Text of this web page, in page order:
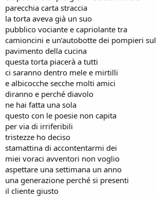
parecchia carta straccia
la torta aveva già un suo
pubblico vociante e capriolante tra
camioncini e un’autobotte dei pompieri sul
pavimento della cucina
questa torta piacerà a tutti
ci saranno dentro mele e mirtilli
e albicocche secche molti amici
diranno e perché diavolo
ne hai fatta una sola
questo con le poesie non capita
per via di irriferibili
tristezze ho deciso
stamattina di accontentarmi dei
miei voraci avventori non voglio
aspettare una settimana un anno
una generazione perché si presenti
il cliente giusto